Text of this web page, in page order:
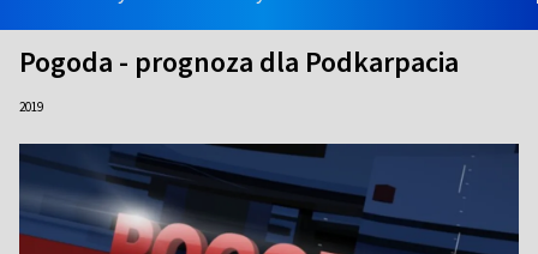
Pogoda - prognoza dla Podkarpacia
2019